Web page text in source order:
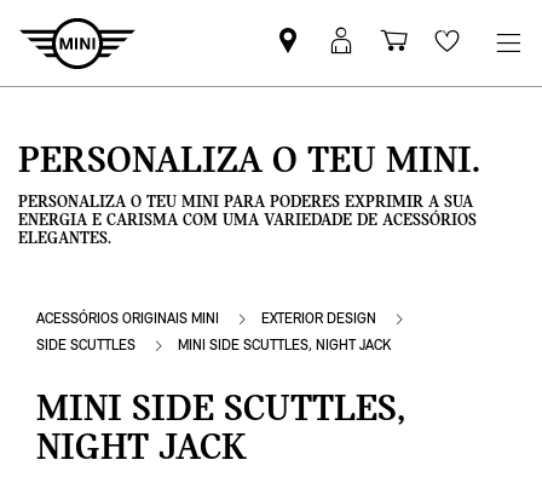
Pesquisar
parceiro
Iniciar
sessão
Carrinho
de
Wishlist
PERSONALIZA O TEU MINI.
PERSONALIZA O TEU MINI PARA PODERES EXPRIMIR A SUA
ENERGIA E CARISMA COM UMA VARIEDADE DE ACESSÓRIOS
ELEGANTES.
ACESSÓRIOS ORIGINAIS MINI
EXTERIOR DESIGN
SIDE SCUTTLES
MINI SIDE SCUTTLES, NIGHT JACK
MINI SIDE SCUTTLES,
NIGHT JACK